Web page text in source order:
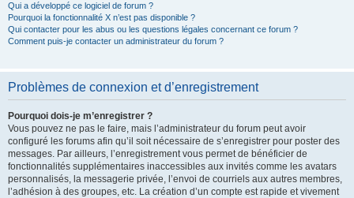
Qui a développé ce logiciel de forum ?
Pourquoi la fonctionnalité X n’est pas disponible ?
Qui contacter pour les abus ou les questions légales concernant ce forum ?
Comment puis-je contacter un administrateur du forum ?
Problèmes de connexion et d’enregistrement
Pourquoi dois-je m’enregistrer ?
Vous pouvez ne pas le faire, mais l’administrateur du forum peut avoir
configuré les forums afin qu’il soit nécessaire de s’enregistrer pour poster des
messages. Par ailleurs, l’enregistrement vous permet de bénéficier de
fonctionnalités supplémentaires inaccessibles aux invités comme les avatars
personnalisés, la messagerie privée, l’envoi de courriels aux autres membres,
l’adhésion à des groupes, etc. La création d’un compte est rapide et vivement